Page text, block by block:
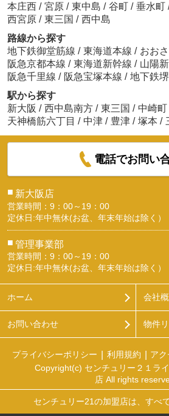
本庄西 / 宮原 / 東中島 / 谷町 / 垂水町
西宮原 / 東三国 / 西中島
路線から探す
地下鉄御堂筋線 / 東海道本線 / おお
阪急京都本線 / 東海道新幹線 / 山陽
阪急千里線 / 阪急宝塚本線 / 地下鉄
駅から探す
新大阪 / 西中島南方 / 東三国 / 中崎町
天神橋筋六丁目 / 中津 / 豊津 / 塚本 /
電話でお問い
■ 新大阪店
営業時間：9：00～19：00
定休日:年中無休(お盆、年末年始は除く）
■ 管理事業部
営業時間：9：00～19：00
定休日:年中無休(お盆、年末年始は除く）
ホーム 会社
お問い合わせ 物件
プライバシーポリシー 利用規約 ア
Copyright(c) センチュリー２１ラ
店 All rights
センチュリー21の加盟店は、すべ